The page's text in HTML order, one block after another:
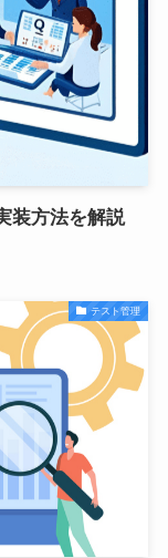
装方法を解説
テスト管理